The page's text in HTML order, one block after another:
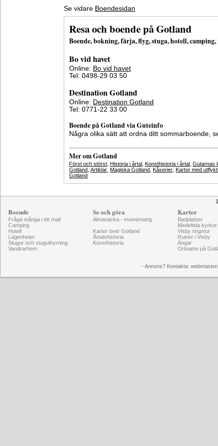
Se vidare Boendesidan
Resa och boende på Gotland
Boende, bokning, färja, flyg, stuga, hotell,
Bo vid havet
Online: Bo vid havet
Tel: 0498-29 03 50
Destination Gotland
Online: Destination Gotland
Tel: 0771-22 33 00
Boende på Gotland via Guteinfo
Några olika sätt att ordna ditt sommarboende,
Mer om Gotland
Först och störst Historia i årtal Konsthistoria i årtal Gutarnas
Gotland Artiklar Magiska Gotland Kåserier Kartor med
Gotland
Boende
Fråga många i ett mail
Camping
Hotell
Lägenheter
Stugor och stuguthyrning
Vandrarhem
Se och göra
Almanacka - evenemang
Kartor över Gotland
Årtalshistoria
Konsthistoria
Kartor
Badplatser
Medeltida kyrkor
Visby ringmur
Ruiner i Visby
Ängar
Ortnamn på
- Annons? Kontakta: